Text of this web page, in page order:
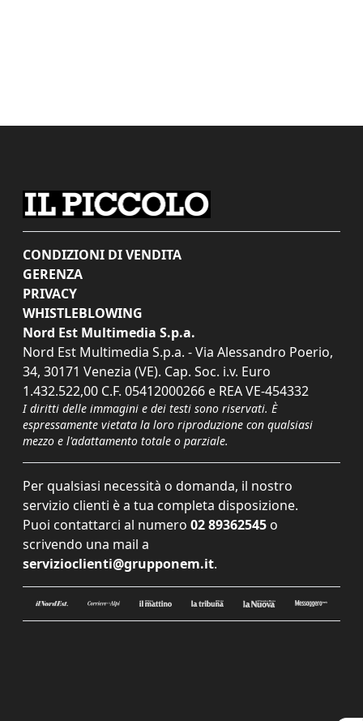
CONDIZIONI DI VENDITA
GERENZA
PRIVACY
WHISTLEBLOWING
Nord Est Multimedia S.p.a.
Nord Est Multimedia S.p.a. - Via Alessandro Poerio,
34, 30171 Venezia (VE). Cap. Soc. i.v. Euro
1.432.522,00 C.F. 05412000266 e REA VE-454332
I diritti delle immagini e dei testi sono riservati. È
espressamente vietata la loro riproduzione con qualsiasi
mezzo e l'adattamento totale o parziale.
Per qualsiasi necessità o domanda, il nostro
servizio clienti è a tua completa disposizione.
Puoi contattarci al numero 02 89362545 o
scrivendo una mail a
servizioclienti@grupponem.it.